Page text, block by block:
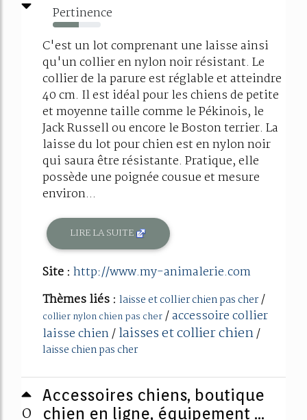
Pertinence
54%
C'est un lot comprenant une laisse ainsi
qu'un collier en nylon noir résistant. Le
collier de la parure est réglable et atteindre
40 cm. Il est idéal pour les chiens de petite
et moyenne taille comme le Pékinois, le
Jack Russell ou encore le Boston terrier. La
laisse du lot pour chien est en nylon noir
qui saura être résistante. Pratique, elle
possède une poignée cousue et mesure
environ...
LIRE LA SUITE
Site : http://www.my-animalerie.com
Thèmes liés : laisse et collier chien pas cher/
collier nylon chien pas cher/accessoire collier
laisse chien/laisses et collier chien/
laisse chien pas cher
0
Accessoires chiens, boutique
chien en ligne, équipement ...